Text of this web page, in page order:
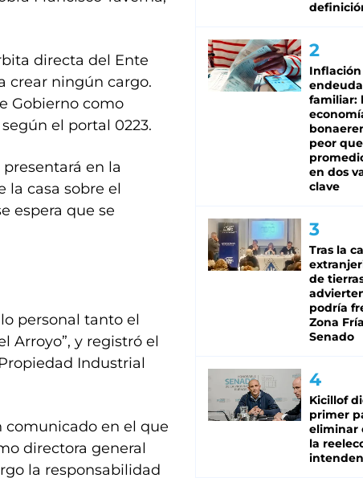
directa del Ente
crear ningún cargo.
Gobierno como
el portal 0223.
en la
la casa sobre el
espera que se
personal tanto el
Arroyo”, y registró el
Industrial
comunicado en el que
directora general
la responsabilidad
Inflación
familiar:
peor
en dos
clave
Tras la
de
podría
Zona
Senado
Kicillof
primer
eliminar
la